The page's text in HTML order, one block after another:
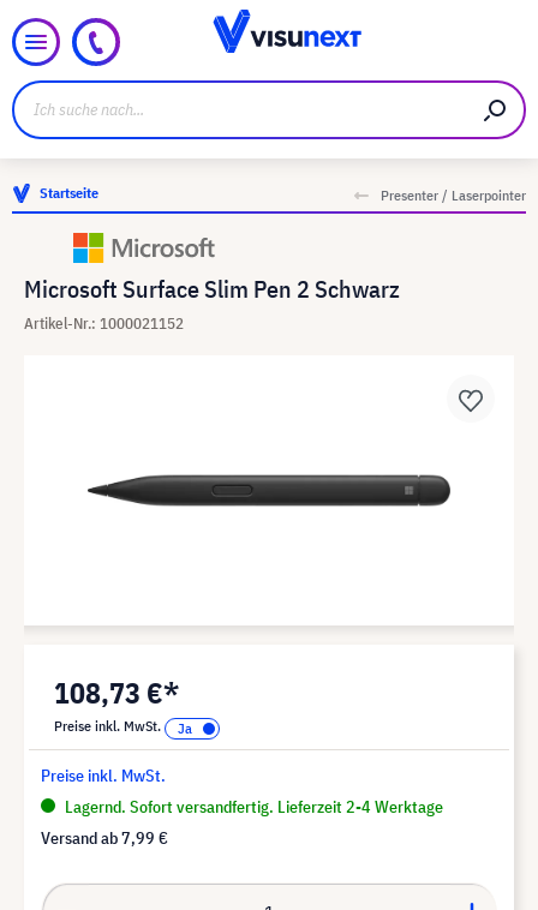
Startseite Presenter / Laserpointer
Microsoft Surface Slim Pen 2 Schwarz
Artikel-Nr.: 1000021152
108,73 €*
Preise inkl. MwSt.
Preise inkl. MwSt.
Lagernd. Sofort versandfertig. Lieferzeit 2-4 Werktage
Versand ab7,99 €